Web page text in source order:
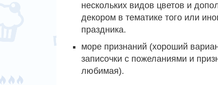
нескольких видов цветов и
декором в тематике того или
праздника.
море признаний (хороший
записочки с пожеланиями и
любимая).